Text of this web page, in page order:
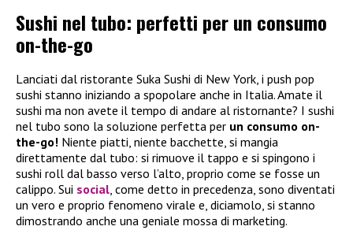
Sushi nel tubo: perfetti per un consumo
on-the-go
Lanciati dal ristorante Suka Sushi di New York, i push pop
sushi stanno iniziando a spopolare anche in Italia. Amate il
sushi ma non avete il tempo di andare al ristornante? I sushi
nel tubo sono la soluzione perfetta per un consumo on-
the-go! Niente piatti, niente bacchette, si mangia
direttamente dal tubo: si rimuove il tappo e si spingono i
sushi roll dal basso verso l’alto, proprio come se fosse un
calippo. Sui social, come detto in precedenza, sono diventati
un vero e proprio fenomeno virale e, diciamolo, si stanno
dimostrando anche una geniale mossa di marketing.